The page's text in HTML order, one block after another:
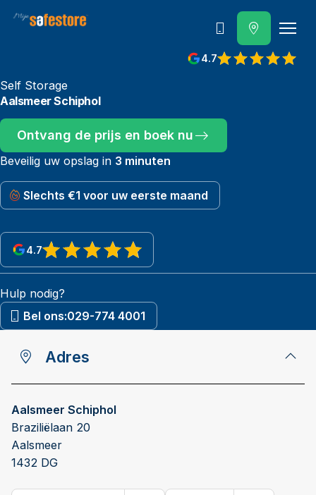
4.7
Telefoongesprek
Self Storage
Aalsmeer Schiphol
Ontvang de prijs en boek nu
Beveilig uw opslag in 3 minuten
Slechts €1 voor uw eerste maand
4.7
View reviews on Google
Hulp nodig?
Bel ons:029-774 4001
Adres
Aalsmeer Schiphol
Braziliëlaan 20
Aalsmeer
1432 DG